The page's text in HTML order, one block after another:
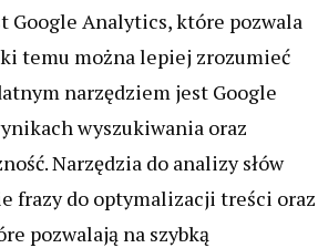
Google Analytics, które pozwala
temu można lepiej zrozumieć
narzędziem jest Google
wyszukiwania oraz
Narzędzia do analizy słów
frazy do optymalizacji treści oraz
pozwalają na szybką